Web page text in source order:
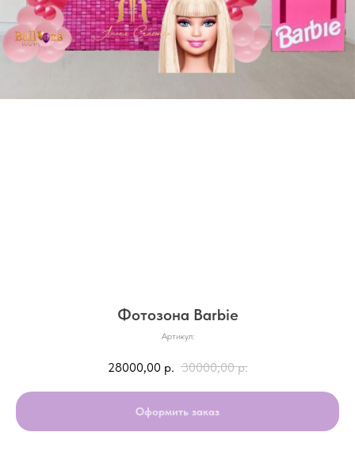
Фотозона Barbie
Артикул:
28000,00 р. 30000,00 р.
Оформить заказ